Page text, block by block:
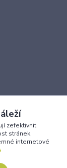
zefektivnit
stránek,
internetové